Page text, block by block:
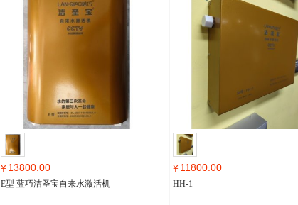
¥13800.00
E型 蓝巧洁圣宝自来水激活机
¥11800.00
HH-1